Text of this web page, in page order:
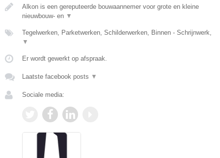
Alkon is een gereputeerde bouwaannemer voor grote en kleine
nieuwbouw- en ▼
Tegelwerken, Parketwerken, Schilderwerken, Binnen - Schrijnwerk,
▼
Er wordt gewerkt op afspraak.
Laatste facebook posts ▼
Sociale media: